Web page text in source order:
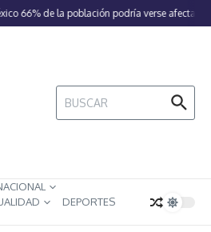
66% de la población podría verse afectada
Buscar:
DEPORTES